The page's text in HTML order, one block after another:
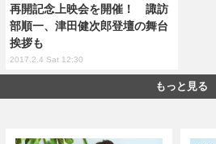
再開記念上映会を開催！ 諏訪
部順一、津田健次郎登壇の舞台
挨拶も
2017.2.4 Sat 12:30
もっと見る